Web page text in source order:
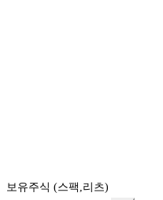
보유주식 (스팩,리츠)